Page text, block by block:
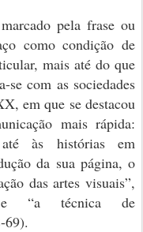
pela frase ou
como condição de
mais até do que
se com as sociedades
em que se destacou
mais rápida:
às histórias em
da sua página, o
das artes visuais”,
e “a técnica de
69).